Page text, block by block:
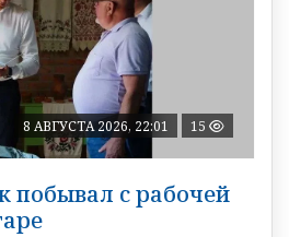
8 АВГУСТА 2026, 22:01 15
побывал с рабочей